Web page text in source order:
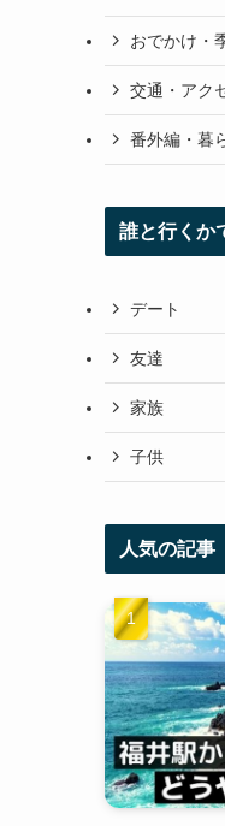
おでかけ・
交通・アク
番外編・暮
誰と行くか
デート
友達
家族
子供
人気の記事